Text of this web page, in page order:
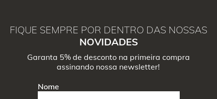
FIQUE SEMPRE POR DENTRO DAS NOSSAS
NOVIDADES
Garanta 5% de desconto na primeira compra
assinando nossa newsletter!
Nome